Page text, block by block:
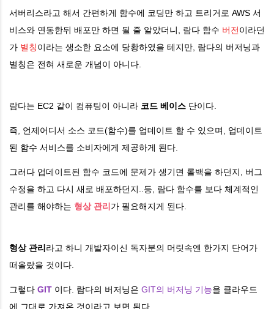
서버리스라고 해서 간편하게 함수에 코딩만 하고 트리거로 AWS 서
비스와 연동한뒤 배포만 하면 될 줄 알았더니, 람다 함수 버전이라던
가 별칭이라는 생소한 요소에 당황하였을 테지만, 람다의 버저닝과
별칭은 전혀 새로운 개념이 아니다.
람다는 EC2 같이 컴퓨팅이 아니라 코드 베이스 단이다.
즉, 언제어디서 소스 코드(함수)를 업데이트 할 수 있으며, 업데이트
된 함수 서비스를 소비자에게 제공하게 된다.
그러다 업데이트된 함수 코드에 문제가 생기면 롤백을 하던지, 버그
수정을 하고 다시 새로 배포하던지..등, 람다 함수를 보다 체계적인
관리를 해야하는 형상 관리 가 필요해지게 된다.
형상 관리 라고 하니 개발자이신 독자분의 머릿속엔 한가지 단어가
떠올랐을 것이다.
그렇다 GIT 이다. 람다의 버저닝은 GIT의 버저닝 기능을 클라우드
에 그대로 가져온 것이라고 보면 된다.